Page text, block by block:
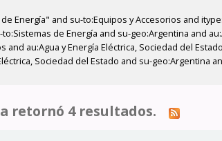
Energía" and su-to:Equipos y Accesorios and
de Energía and su-geo:Argentina and
au:Agua y Energía Eléctrica, Sociedad del
Sociedad del Estado and su-geo:Argentina
retornó 4 resultados.